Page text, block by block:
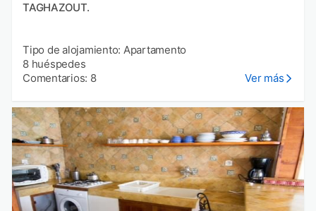
TAGHAZOUT.
Tipo de alojamiento: Apartamento
8 huéspedes
Comentarios: 8
Ver más